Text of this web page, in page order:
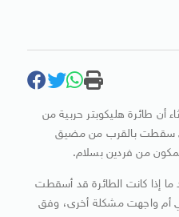
أن طائرة هليكوبتر حربية من
سقطت بالقرب من مضيق
من فردين بسلام.
إذا كانت الطائرة قد أسقطت
أم واجهت مشكلة أخرى، وفق